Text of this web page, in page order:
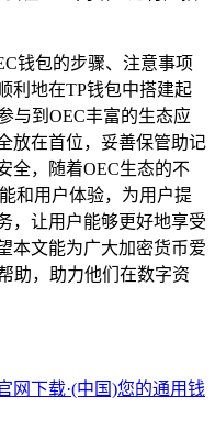
钱包的步骤、注意事项
利地在TP钱包中搭建起
与到OEC丰富的生态应
放在首位，妥善保管助记
全，随着OEC生态的不
和用户体验，为用户提
，让用户能够更好地享受
本文能为广大加密货币爱
助，助力他们在数字资
网下载·(中国)您的通用钱